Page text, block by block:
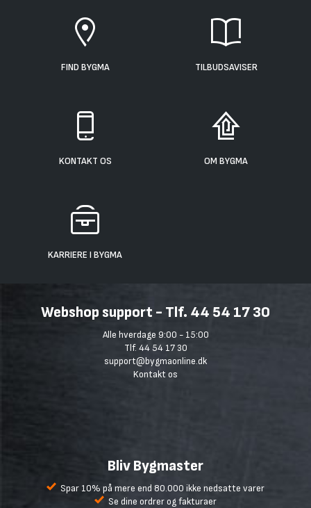
FIND BYGMA TILBUDSAVISER
KONTAKT OS OM BYGMA
KARRIERE I BYGMA
Webshop support - Tlf. 44 54 17 30
Alle hverdage 9:00 - 15:00
Tlf. 44 54 17 30
support@bygmaonline.dk
Kontakt os
Bliv Bygmaster
Spar 10% på mere end 80.000 ikke nedsatte varer
Se dine ordrer og fakturaer